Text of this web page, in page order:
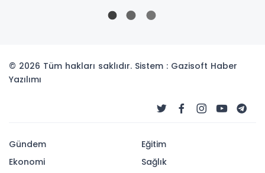
© 2026 Tüm hakları saklıdır. Sistem : Gazisoft Haber
Yazılımı
Gündem
Ekonomi
Eğitim
Sağlık